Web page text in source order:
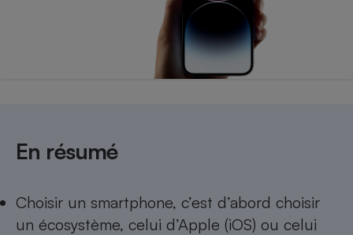
En résumé
Choisir un smartphone, c’est d’abord choisir
un écosystème, celui d’Apple (iOS) ou celui
Plaque de cuisson à
induction
Climatiseur -
Ventilateur
Téléphone mobile -
Smartphone